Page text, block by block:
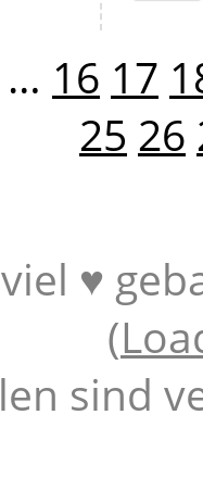
… 16 17
25 26
♥
(
sind